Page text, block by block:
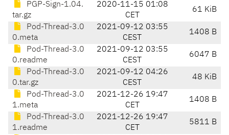
PGP-Sign-1.04.
tar.gz
2020-11-15 01:08
CET
61 KiB
Pod-Thread-3.0
0.meta
2021-09-12 03:55
CEST
1408 B
Pod-Thread-3.0
0.readme
2021-09-12 03:55
CEST
6047 B
Pod-Thread-3.0
0.tar.gz
2021-09-12 04:26
CEST
48 KiB
Pod-Thread-3.0
1.meta
2021-12-26 19:47
CET
1408 B
Pod-Thread-3.0
1.readme
2021-12-26 19:47
CET
5811 B